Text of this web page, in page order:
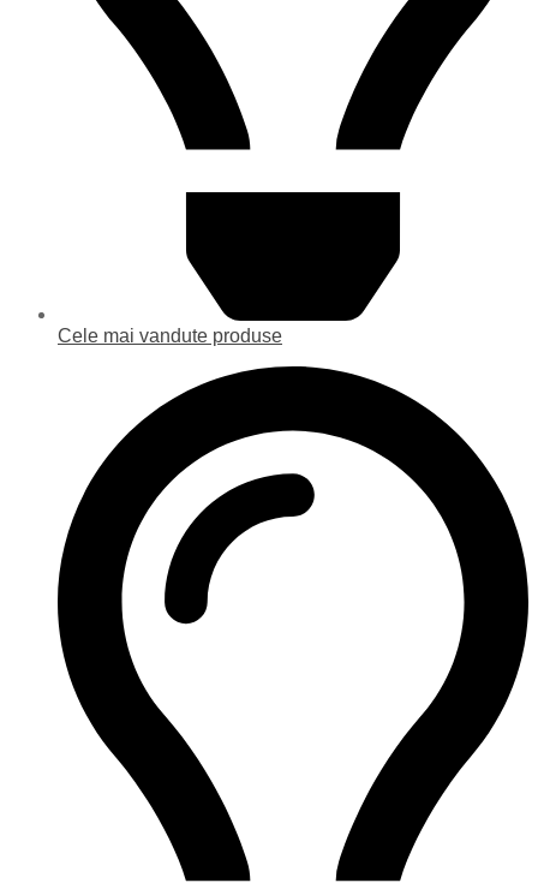
Cele mai vandute produse